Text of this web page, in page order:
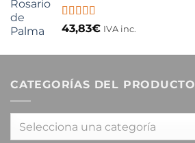
Valorado
con
43,83€ IVA inc.
CATEGORÍAS DEL PRODUCTO
Selecciona una categoría